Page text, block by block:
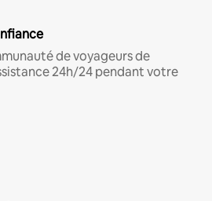
de voyageurs de
24h/24 pendant votre